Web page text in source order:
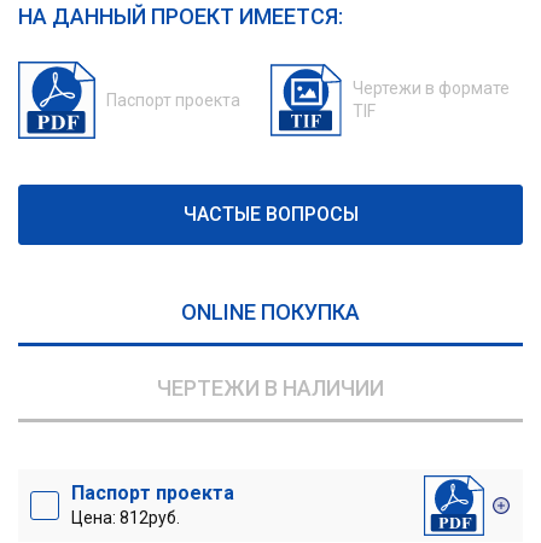
НА ДАННЫЙ ПРОЕКТ ИМЕЕТСЯ:
Паспорт проекта
Чертежи в формате
TIF
ЧАСТЫЕ ВОПРОСЫ
ONLINE ПОКУПКА
ЧЕРТЕЖИ В НАЛИЧИИ
Паспорт проекта
Цена: 812руб.